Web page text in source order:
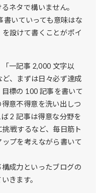
ネタで構いません。
書いていっても意味はな
設けて書くことがポイ
「一記事 2,000 文字以
ど、まずは日々必ず達成
標の 100 記事を書いて
意不得意を洗い出しつ
2 記事は得意な分野を
戦するなど、毎日筋ト
プを考えながら書いて
成力といったブログの
きます。